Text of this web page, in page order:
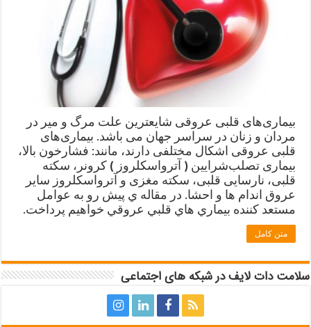
بیماری‌های قلبی عروقی شايعترين علت مرگ و میر در
مردان و زنان در سراسر جهان می باشد. بیماری‌های
قلبی عروقی اشکال مختلفی دارند، مانند: فشارخون بالا،
بیماری‌ تصلب‌شرایین ( آترواسکلروز )‌ کرونر، سکته
قلبی، نارسایی قلبی، سکته مغزی و آترواسکلروز سایر
عروق اندام ها و احشا. در مقاله ي پيش رو به عوامل
مستعد كننده بيماري هاي قلبي عروقي خواهيم پرداخت.
متن کامل
سلامت دات لایف در شبکه های اجتماعی